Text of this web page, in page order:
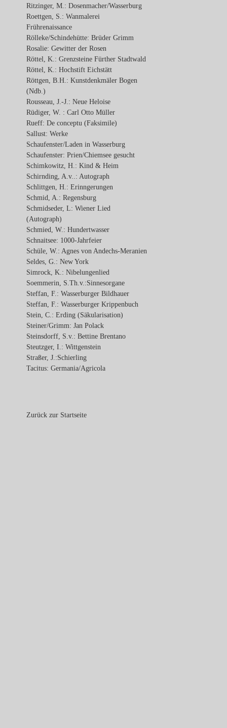
Ritzinger, M.: Dosenmacher/Wasserburg
Roettgen, S.: Wanmalerei
Frührenaissance
Rölleke/Schindehütte: Brüder Grimm
Rosalie: Gewitter der Rosen
Röttel, K.: Grenzsteine Fürther Stadtwald
Röttel, K.: Hochstift Eichstätt
Röttgen, B.H.: Kunstdenkmäler Bogen
(Ndb.)
Rousseau, J.-J.: Neue Heloise
Rüdiger, W. : Carl Otto Müller
Rueff: De conceptu (Faksimile)
Sallust: Werke
Schaufenster/Laden in Wasserburg
Schaufenster: Prien/Chiemsee gesucht
Schimkowitz, H.: Kind & Heim
Schirnding, A.v..: Autograph
Schlittgen, H.: Erinngerungen
Schmid, A.: Regensburg
Schmidseder, L: Wiener Lied
(Autograph)
Schmied, W.: Hundertwasser
Schnaitsee: 1000-Jahrfeier
Schüle, W.: Agnes von Andechs-Meranien
Seldes, G.: New York
Simrock, K.: Nibelungenlied
Soemmerin, S.Th.v.:Sinnesorgane
Steffan, F.: Wasserburger Bildhauer
Steffan, F.: Wasserburger Krippenbuch
Stein, C.: Erding (Säkularisation)
Steiner/Grimm: Jan Polack
Steinsdorff, S.v.: Bettine Brentano
Steutzger, I.: Wittgenstein
Straßer, J.:Schierling
Tacitus: Germania/Agricola
Zurück zur Startseite